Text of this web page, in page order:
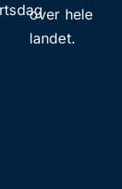
over hele
landet.